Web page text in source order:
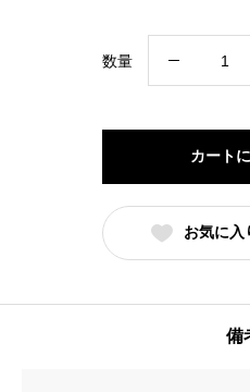
数量
ん
芽
の
ソ
カート
お気に入
備